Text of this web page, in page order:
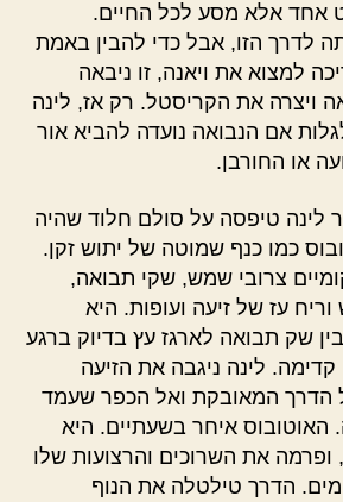
אחד אלא מסע לכל החיים.
לדרך הזו, אבל כדי להבין באמת
למצוא את ויאנה, זו ניבאה
ויצרה את הקריסטל. רק אז, לינה
אם הנבואה נועדה להביא אור
או החורבן.
לינה טיפסה על סולם חלוד שהיה
כמו כנף שמוטה של יתוש זקן.
צרובי שמש, שקי תבואה,
וריח עז של זיעה ועופות. היא
שק תבואה לארגז עץ בדיוק ברגע
קדימה. לינה ניגבה את הזיעה
הדרך המאובקת ואל הכפר שעמד
איחר בשעתיים. היא
את השרוכים והרצועות שלו
מים. הדרך טילטלה את הנוף